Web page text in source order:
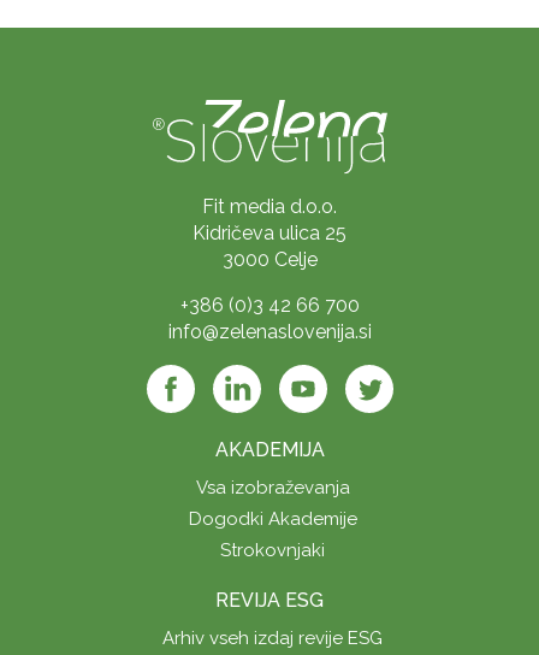
Fit media d.o.o.
Kidričeva ulica 25
3000 Celje
+386 (0)3 42 66 700
info@zelenaslovenija.si
AKADEMIJA
Vsa izobraževanja
Dogodki Akademije
Strokovnjaki
REVIJA ESG
Arhiv vseh izdaj revije ESG